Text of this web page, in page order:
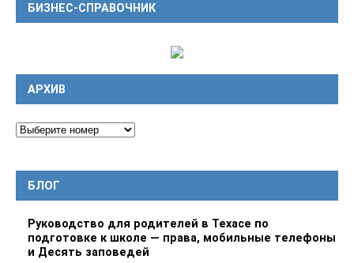
БИЗНЕС-СПРАВОЧНИК
АРХИВ
БЛОГ
Руководство для родителей в Техасе по
подготовке к школе — права, мобильные телефоны
и Десять заповедей